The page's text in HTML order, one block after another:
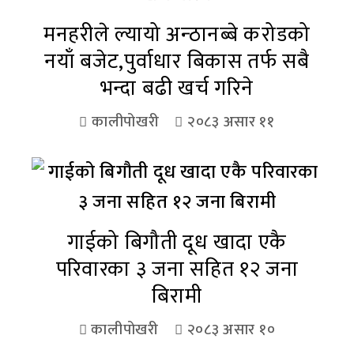
मनहरीले ल्यायो अन्ठानब्बे करोडको
नयाँ बजेट,पुर्वाधार बिकास तर्फ सबै
भन्दा बढी खर्च गरिने
कालीपोखरी २०८३ असार ११
गाईको बिगौती दूध खादा एकै
परिवारका ३ जना सहित १२ जना
बिरामी
कालीपोखरी २०८३ असार १०